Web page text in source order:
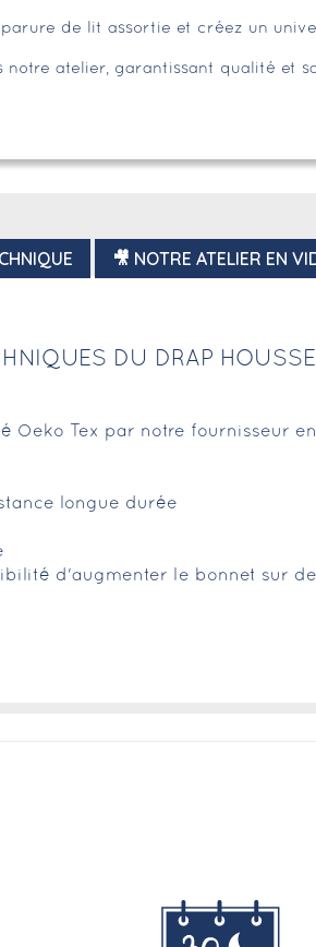
de lit assortie et créez un
notre atelier, garantissant qualité et
🎥 NOTRE ATELIER EN
DU DRAP HOUSSE
Oeko Tex par notre fournisseur
longue durée
d'augmenter le bonnet sur